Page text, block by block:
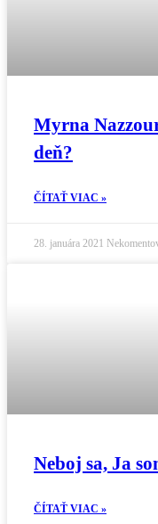
Myrna
deň?
ČÍTAŤ VIAC »
28. januára 2021
Neboj sa, Ja
ČÍTAŤ VIAC »